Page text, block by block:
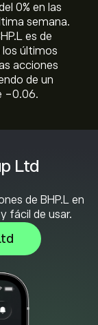
Ltd
de BHP.L en
fácil de usar.
‎0‎% en las
semana.
es de
los últimos
acciones
de un
-0.06.